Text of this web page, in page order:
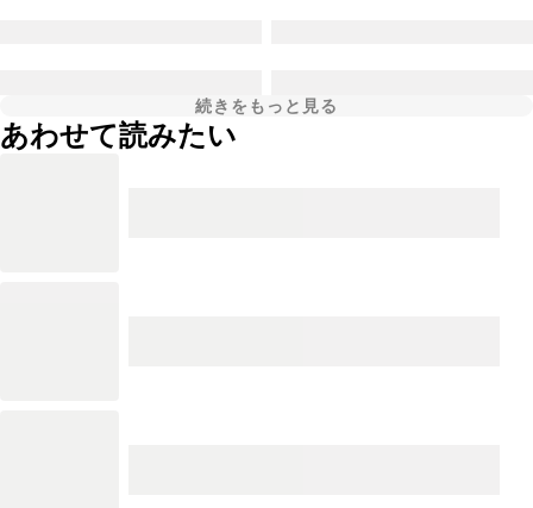
続きをもっと見る
あわせて読みたい